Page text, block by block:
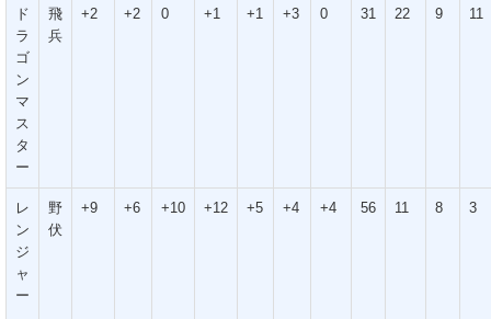
ド
ラ
ゴ
ン
マ
ス
タ
ー
飛
兵
+2 +2 0 +1 +1 +3 0 31 22 9 11
レ
ン
ジ
ャ
ー
野
伏
+9 +6 +10 +12 +5 +4 +4 56 11 8 3